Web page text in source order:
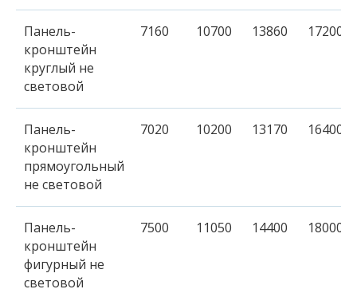
Панель-
кронштейн
круглый не
световой
7160 10700 13860 17200
Панель-
кронштейн
прямоугольный
не световой
7020 10200 13170 16400
Панель-
кронштейн
фигурный не
световой
7500 11050 14400 18000